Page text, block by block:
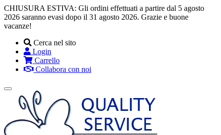
CHIUSURA ESTIVA: Gli ordini effettuati a partire dal 5 agosto
2026 saranno evasi dopo il 31 agosto 2026. Grazie e buone
vacanze!
Cerca nel sito
Login
Carrello
Collabora con noi
Toggle
navigation